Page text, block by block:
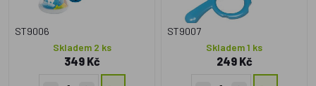
ST9006
Skladem 2 ks
349 Kč
ST9007
Skladem 1 ks
249 Kč